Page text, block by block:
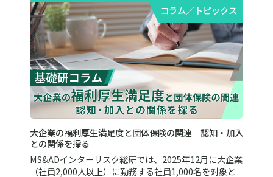
コラム／トピックス
大企業の福利厚生満足度と団体保険の関連―認知・加入
との関係を探る
MS&ADインターリスク総研では、2025年12月に大企業
（社員2,000人以上）に勤務する社員1,000名を対象と